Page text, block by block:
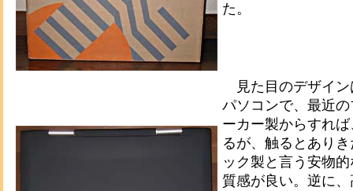
た。
見た目のデザイン
パソコンで、最近
ーカー製からすれ
るが、触るとあり
ック製と言う安物
質感が良い。逆に